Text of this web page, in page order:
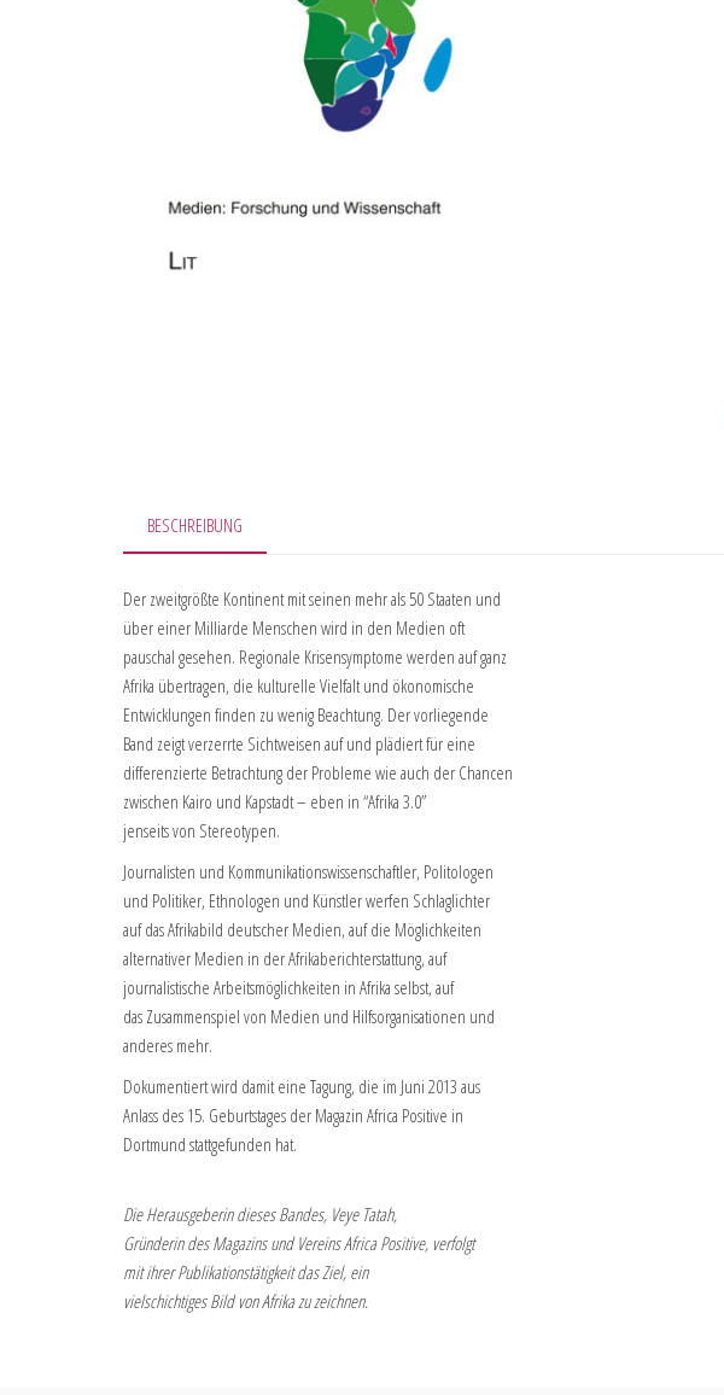
BESCHREIBUNG
Der zweitgrößte Kontinent mit seinen mehr als 50 Staaten und
über einer Milliarde Menschen wird in den Medien oft
pauschal gesehen. Regionale Krisensymptome werden auf ganz
Afrika übertragen, die kulturelle Vielfalt und ökonomische
Entwicklungen finden zu wenig Beachtung. Der vorliegende
Band zeigt verzerrte Sichtweisen auf und plädiert für eine
differenzierte Betrachtung der Probleme wie auch der Chancen
zwischen Kairo und Kapstadt – eben in “Afrika 3.0”
jenseits von Stereotypen.
Journalisten und Kommunikationswissenschaftler, Politologen
und Politiker, Ethnologen und Künstler werfen Schlaglichter
auf das Afrikabild deutscher Medien, auf die Möglichkeiten
alternativer Medien in der Afrikaberichterstattung, auf
journalistische Arbeitsmöglichkeiten in Afrika selbst, auf
das Zusammenspiel von Medien und Hilfsorganisationen und
anderes mehr.
Dokumentiert wird damit eine Tagung, die im Juni 2013 aus
Anlass des 15. Geburtstages der Magazin Africa Positive in
Dortmund stattgefunden hat.
Die Herausgeberin dieses Bandes, Veye Tatah,
Gründerin des Magazins und Vereins Africa Positive, verfolgt
mit ihrer Publikationstätigkeit das Ziel, ein
vielschichtiges Bild von Afrika zu zeichnen.